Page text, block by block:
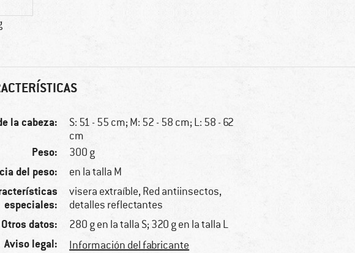
la cabeza:
S: 51 - 55 cm; M: 52 - 58 cm; L: 58 - 62
cm
Peso: 300 g
del peso: en la talla M
especiales:
visera extraíble, Red antiinsectos,
detalles reflectantes
Otros datos: 280 g en la talla S; 320 g en la talla L
Aviso legal: Información del fabricante